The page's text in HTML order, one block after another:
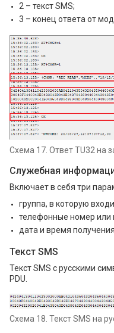
2 – текст SMS;
3 – конец ответа от
Схема 17. Ответ TU32 на
Служебная
Включает в себя три
группа, в которую
телефонные номер или
дата и время
Текст SMS
Текст SMS с русскими
PDU.
Схема 18. Текст SMS на